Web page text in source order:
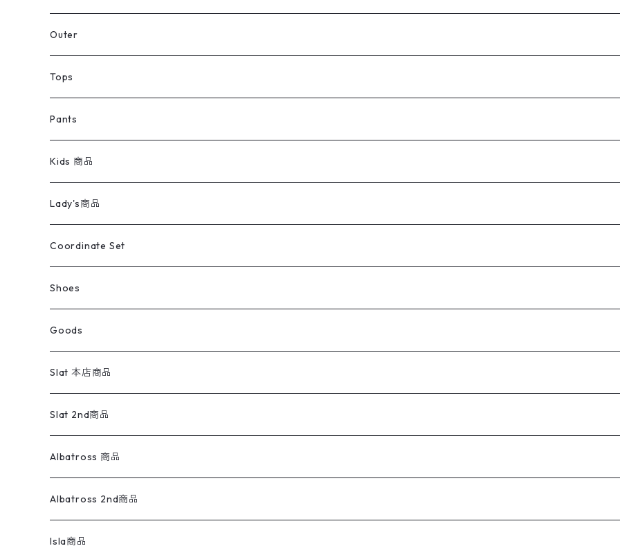
アウター
デニムジャケット
ミリタリージャケット
コート
ナイロンジャケット
レザー
トップス
半袖シャツ
長袖シャツ
セーター・カーディガン
パンツ
デニムパンツ
ミリタリーパンツ
スラックス
オーバーオール・つなぎ
レディース
アウター
トップス
キッズ
アウター
トップス
ライフスタイル雑貨
ラグ・ブランケット
ブランド
ラルフローレン
リーバイス
Jacket
Tee
Sweat Shirts
REVERSE WEAVE
Pants
Shirts
Ladies
Sweater
Goods
Military
Outer
コート
デニムジャケット
ミリタリージャケット
スウィングトップ
アウトドアナイロンジャケット
スポーツナイロンジャケット
ワークジャケット
テーラードジャケット
ウールジャケット
ダウンジャケット
レザージャケット
Otherジャケット
Tops
Tシャツ
長袖シャツ
ブランドシャツ
ストライプシャツ
柄シャツ
ワークシャツ
半袖シャツ
ポロシャツ
スウェット・パーカ
プリントスウェット
ロゴスウェット
ベスト
セーター・カーディガン
アランセーター
ウールセーター
フリース
Pants
デニムパンツ
501,505
バギーズデニム
ミリタリーパンツ
チノパンツ
イージーパンツ
スラックス
ワークパンツ
コーデュロイパンツ
オーバーオール・つなぎ
ショーツ
Otherパンツ
Kids 商品
Vintage
Tops
Pants
Tops
Pants
Lady's商品
Tシャツ
ブラウス／シャツ／デザイントップス
長袖
半袖
ベスト／キャミソール
スウェット
ニット
ジャケット
スカート
パンツ(w30以下)
Coordinate Set
Shoes
22cm以下
22.5cm
23cm
23.5cm
24cm
24.5cm
Goods
バンダナ
Slat 本店商品
Outer
Tee
Shirts
S/S Shirts
Sweat Shirts
Slat 2nd商品
アウター
ハンティングジャケット
アウトドアジャケット
長袖シャツ
アウトドアシャツ
半袖シャツ
Albatross 商品
Vintage sweater
Outer
Albatross 2nd商品
70sアイテム
Isla商品